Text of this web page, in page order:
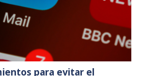
para evitar el